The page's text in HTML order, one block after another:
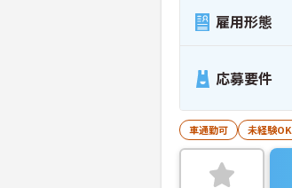
雇用形態
応募要件
車通勤可 未経験OK